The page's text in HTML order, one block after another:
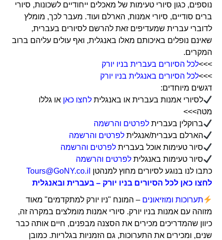
נוספים, כגון סיורי טעימות של מאכלים ייחודיים לשכונות, סיורי
ברים סודיים, סיורי אמנות, הארלם ועוד. מעבר לכך, מומלץ
לדוברי עברית שמעדיפים זאת להרשם לסיורים בעברית,
שאינם נופלים באיכותם מאלו באנגלית, ואף עולים עליהם ברוב
המקרים.
>>>לכל הסיורים בעברית בניו יורק
>>>לכל הסיורים באנגלית בניו יורק
דגשים מיוחדים:
לסיורי אמנות בעברית או באנגליתלחצו כאן או גללו
מטה>>>
ברוקלין בעבריתלפרטים והרשמה
הארלם בעברית/אנגליתלפרטים והרשמה
סיור טעימות אוכל בעבריתלפרטים והרשמה
סיור טעימות באנגליתלפרטים והרשמה
כתבו לנו בנוגע לסיורים מחוץ למנהטן Tours@GoNY.co.il
לחצו כאן לכל הסיורים בניו יורק – בעברית ובאנגלית
תערוכות ומוזיאונים – המונח "ניו יורק למתקדמים" מאוד
מזוהה עם אמנות בניו יורק. סיורי אמנות מומלצים במקרה זה,
כיוון שהמדריכים מכירים את הסצנה מבפנים, חיים אותה כבר
שנים, ומכירים את התערוכות, גם הזמניות בגלריות. כמובן